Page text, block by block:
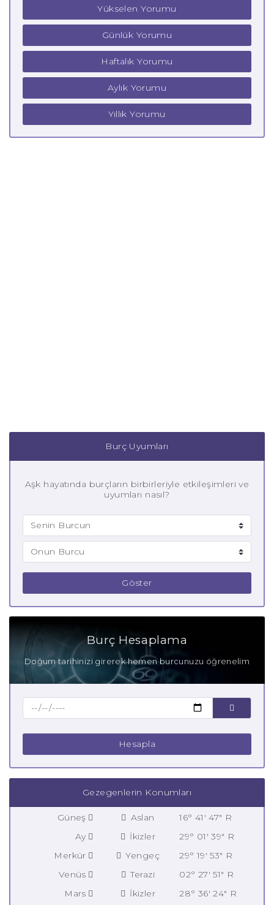
Yükselen Yorumu
Günlük Yorumu
Haftalık Yorumu
Aylık Yorumu
Yıllık Yorumu
Burç Uyumları
Aşk hayatında burçların birbirleriyle etkileşimleri ve
uyumları nasıl?
Göster
Burç Hesaplama
Doğum tarihinizi girerek hemen burcunuzu öğrenelim
Hesapla
Gezegenlerin Konumları
Güneş Aslan
16° 41' 47" R
Ay
İkizler
29° 01' 39" R
Merkür
Yengeç
29° 19' 53" R
Venüs
Terazi
02° 27' 51" R
Mars
İkizler
28° 36' 24" R